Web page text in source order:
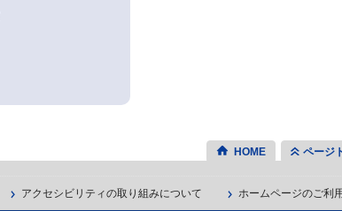
HOME ページ
アクセシビリティの取り組みについて ホームページのご利